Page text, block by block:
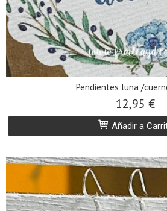
Pendientes luna /
12,95 €
Añadir a